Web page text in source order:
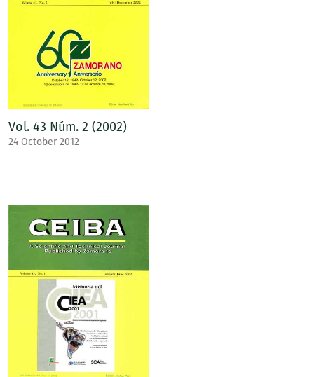
Vol. 43 Núm. 2 (2002)
24 October 2012